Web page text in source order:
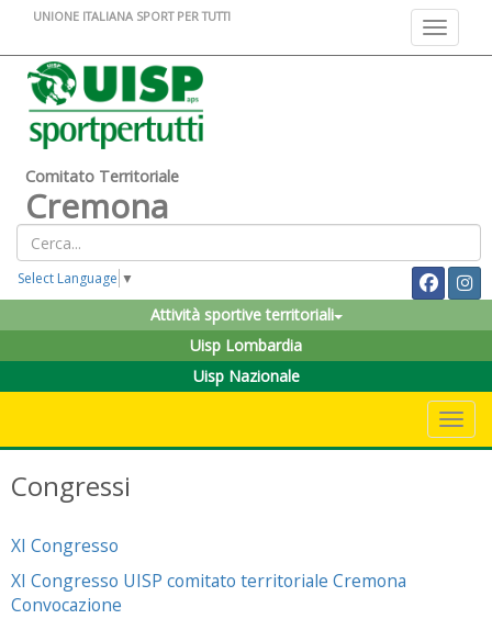
Toggle
UNIONE ITALIANA SPORT PER TUTTI
Comitato Territoriale
Cremona
Select Language ▼
Attività sportive territoriali
Uisp Lombardia
Uisp Nazionale
Congressi
XI Congresso
XI Congresso UISP comitato territoriale Cremona
Convocazione